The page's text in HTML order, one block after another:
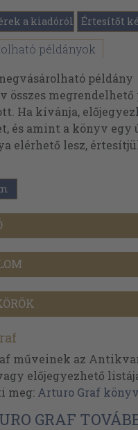
a kiadóról Értesítőt
példányok
példány
összes megrendelhető
Ha kívánja,
és amint a könyv egy
elérhető lesz,
műveinek az
előjegyezhető
meg: Arturo Graf
GRAF